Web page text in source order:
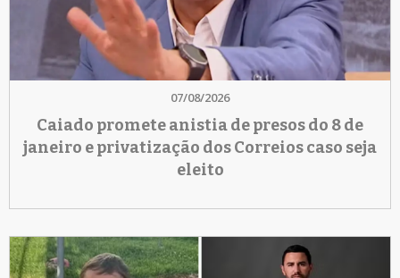
07/08/2026
Caiado promete anistia de presos do 8 de
janeiro e privatização dos Correios caso seja
eleito